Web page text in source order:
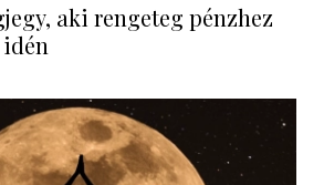
aki rengeteg pénzhez